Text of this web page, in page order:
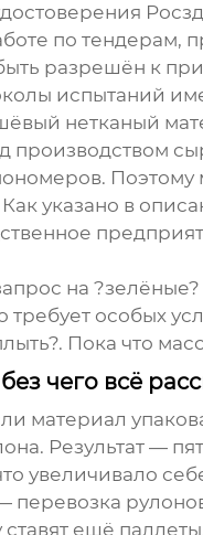
по тендерам,
разрешён к
испытаний
нетканый
производством
указано в
на
требует особых
Пока что
чего всё
материал
Результат —
увеличивало
перевозка
ставят ещё